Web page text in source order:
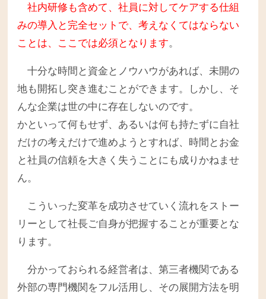
社内研修も含めて、社員に対してケアする仕組
みの導入と完全セットで、考えなくてはならない
ことは、ここでは必須となります。
十分な時間と資金とノウハウがあれば、未開の
地も開拓し突き進むことができます。しかし、そ
んな企業は世の中に存在しないのです。
かといって何もせず、あるいは何も持たずに自社
だけの考えだけで進めようとすれば、時間とお金
と社員の信頼を大きく失うことにも成りかねませ
ん。
こういった変革を成功させていく流れをストー
リーとして社長ご自身が把握することが重要とな
ります。
分かっておられる経営者は、第三者機関である
外部の専門機関をフル活用し、その展開方法を明